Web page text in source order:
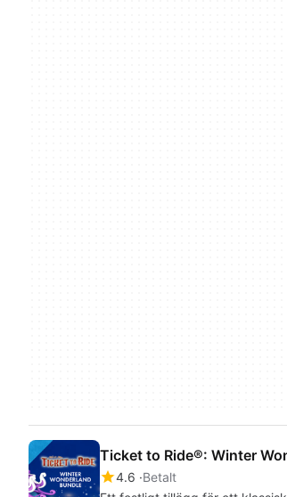
Ticket to Ride®: Winter
4.6 Betalt